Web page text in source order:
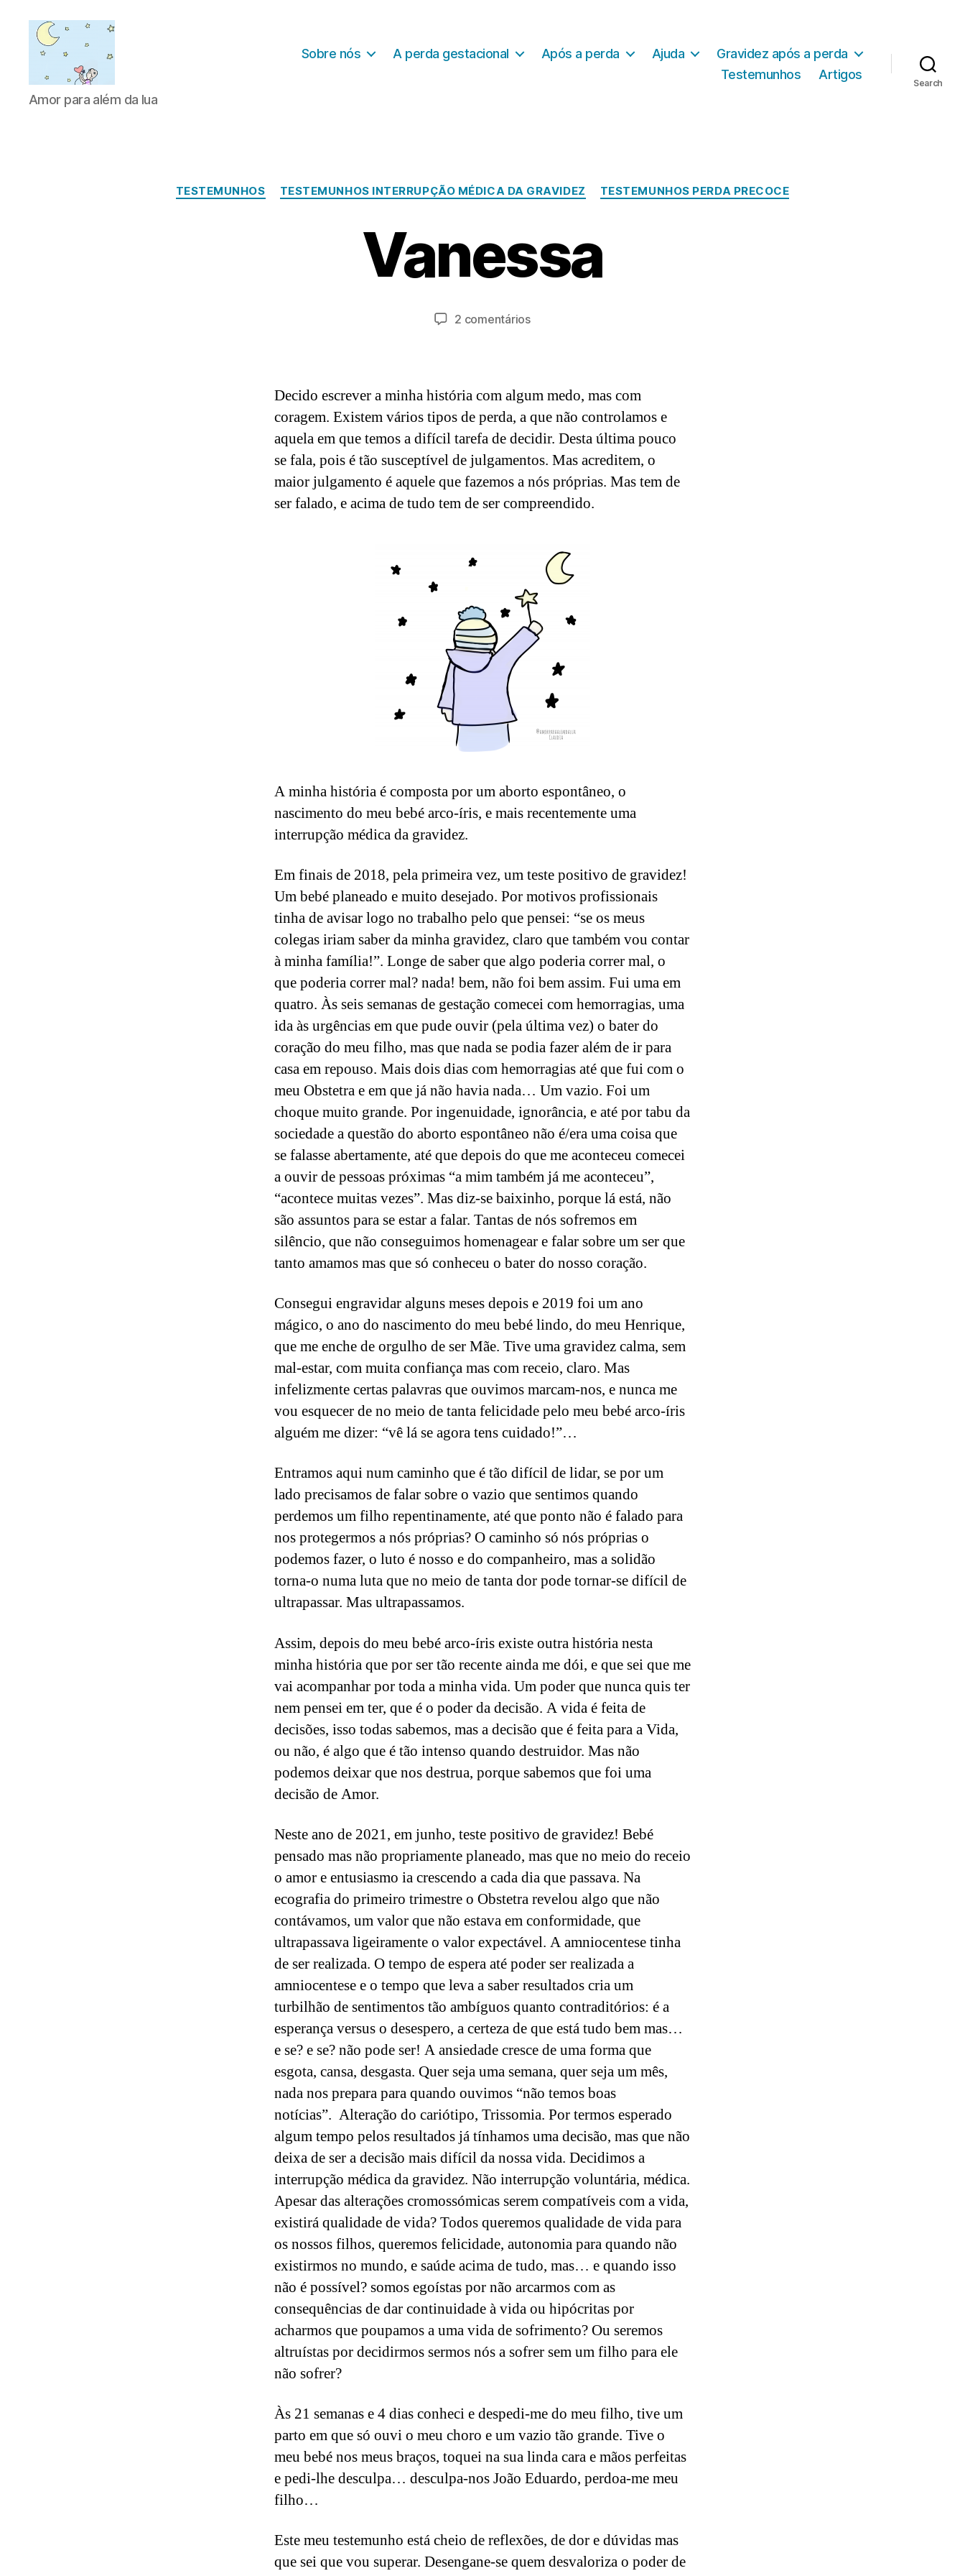
Amor
para
Amor para além da lua
Sobre nós A perda gestacional Após a perda Ajuda
Gravidez após a perda
Testemunhos
Artigos
Search
Categorias
TESTEMUNHOS TESTEMUNHOS INTERRUPÇÃO MÉDICA DA GRAVIDEZ TESTEMUNHOS PERDA PRECOCE
Vanessa
Autor
P
o
d
Data
O
u
b
2
0
2
1
2 comentáriosem
Decido escrever a minha história com algum medo, mas com
coragem. Existem vários tipos de perda, a que não controlamos e
aquela em que temos a difícil tarefa de decidir. Desta última pouco
se fala, pois é tão susceptível de julgamentos. Mas acreditem, o
maior julgamento é aquele que fazemos a nós próprias. Mas tem de
ser falado, e acima de tudo tem de ser compreendido.
A minha história é composta por um aborto espontâneo, o
nascimento do meu bebé arco-íris, e mais recentemente uma
interrupção médica da gravidez.
Em finais de 2018, pela primeira vez, um teste positivo de gravidez!
Um bebé planeado e muito desejado. Por motivos profissionais
tinha de avisar logo no trabalho pelo que pensei: “se os meus
colegas iriam saber da minha gravidez, claro que também vou contar
à minha família!”. Longe de saber que algo poderia correr mal, o
que poderia correr mal? nada! bem, não foi bem assim. Fui uma em
quatro. Às seis semanas de gestação comecei com hemorragias, uma
ida às urgências em que pude ouvir (pela última vez) o bater do
coração do meu filho, mas que nada se podia fazer além de ir para
casa em repouso. Mais dois dias com hemorragias até que fui com o
meu Obstetra e em que já não havia nada… Um vazio. Foi um
choque muito grande. Por ingenuidade, ignorância, e até por tabu da
sociedade a questão do aborto espontâneo não é/era uma coisa que
se falasse abertamente, até que depois do que me aconteceu comecei
a ouvir de pessoas próximas “a mim também já me aconteceu”,
“acontece muitas vezes”. Mas diz-se baixinho, porque lá está, não
são assuntos para se estar a falar. Tantas de nós sofremos em
silêncio, que não conseguimos homenagear e falar sobre um ser que
tanto amamos mas que só conheceu o bater do nosso coração.
Consegui engravidar alguns meses depois e 2019 foi um ano
mágico, o ano do nascimento do meu bebé lindo, do meu Henrique,
que me enche de orgulho de ser Mãe. Tive uma gravidez calma, sem
mal-estar, com muita confiança mas com receio, claro. Mas
infelizmente certas palavras que ouvimos marcam-nos, e nunca me
vou esquecer de no meio de tanta felicidade pelo meu bebé arco-íris
alguém me dizer: “vê lá se agora tens cuidado!”…
Entramos aqui num caminho que é tão difícil de lidar, se por um
lado precisamos de falar sobre o vazio que sentimos quando
perdemos um filho repentinamente, até que ponto não é falado para
nos protegermos a nós próprias? O caminho só nós próprias o
podemos fazer, o luto é nosso e do companheiro, mas a solidão
torna-o numa luta que no meio de tanta dor pode tornar-se difícil de
ultrapassar. Mas ultrapassamos.
Assim, depois do meu bebé arco-íris existe outra história nesta
minha história que por ser tão recente ainda me dói, e que sei que me
vai acompanhar por toda a minha vida. Um poder que nunca quis ter
nem pensei em ter, que é o poder da decisão. A vida é feita de
decisões, isso todas sabemos, mas a decisão que é feita para a Vida,
ou não, é algo que é tão intenso quando destruidor. Mas não
podemos deixar que nos destrua, porque sabemos que foi uma
decisão de Amor.
Neste ano de 2021, em junho, teste positivo de gravidez! Bebé
pensado mas não propriamente planeado, mas que no meio do receio
o amor e entusiasmo ia crescendo a cada dia que passava. Na
ecografia do primeiro trimestre o Obstetra revelou algo que não
contávamos, um valor que não estava em conformidade, que
ultrapassava ligeiramente o valor expectável. A amniocentese tinha
de ser realizada. O tempo de espera até poder ser realizada a
amniocentese e o tempo que leva a saber resultados cria um
turbilhão de sentimentos tão ambíguos quanto contraditórios: é a
esperança versus o desespero, a certeza de que está tudo bem mas…
e se? e se? não pode ser! A ansiedade cresce de uma forma que
esgota, cansa, desgasta. Quer seja uma semana, quer seja um mês,
nada nos prepara para quando ouvimos “não temos boas
notícias”. Alteração do cariótipo, Trissomia. Por termos esperado
algum tempo pelos resultados já tínhamos uma decisão, mas que não
deixa de ser a decisão mais difícil da nossa vida. Decidimos a
interrupção médica da gravidez. Não interrupção voluntária, médica.
Apesar das alterações cromossómicas serem compatíveis com a vida,
existirá qualidade de vida? Todos queremos qualidade de vida para
os nossos filhos, queremos felicidade, autonomia para quando não
existirmos no mundo, e saúde acima de tudo, mas… e quando isso
não é possível? somos egoístas por não arcarmos com as
consequências de dar continuidade à vida ou hipócritas por
acharmos que poupamos a uma vida de sofrimento? Ou seremos
altruístas por decidirmos sermos nós a sofrer sem um filho para ele
não sofrer?
Às 21 semanas e 4 dias conheci e despedi-me do meu filho, tive um
parto em que só ouvi o meu choro e um vazio tão grande. Tive o
meu bebé nos meus braços, toquei na sua linda cara e mãos perfeitas
e pedi-lhe desculpa… desculpa-nos João Eduardo, perdoa-me meu
filho…
Este meu testemunho está cheio de reflexões, de dor e dúvidas mas
que sei que vou superar. Desengane-se quem desvaloriza o poder de